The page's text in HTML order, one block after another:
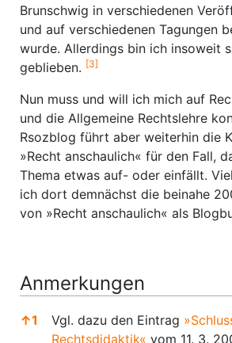
Brunschwig in verschiedenen
und auf verschiedenen Tagungen
wurde. Allerdings bin ich insoweit
geblieben. [3]
Nun muss und will ich mich auf
und die Allgemeine Rechtslehre
Rsozblog führt aber weiterhin die
»Recht anschaulich« für den Fall,
Thema etwas auf- oder einfällt.
ich dort demnächst die beinahe
von »Recht anschaulich« als
Anmerkungen
↑1 Vgl. dazu den Eintrag
Rechtsdidaktik« vom 11. 3.